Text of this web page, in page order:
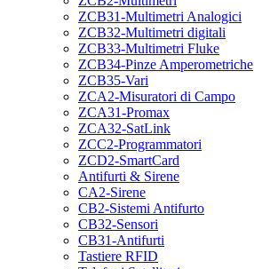
ZCB31-Multimetri Analogici
ZCB32-Multimetri digitali
ZCB33-Multimetri Fluke
ZCB34-Pinze Amperometriche
ZCB35-Vari
ZCA2-Misuratori di Campo
ZCA31-Promax
ZCA32-SatLink
ZCC2-Programmatori
ZCD2-SmartCard
Antifurti & Sirene
CA2-Sirene
CB2-Sistemi Antifurto
CB32-Sensori
CB31-Antifurti
Tastiere RFID